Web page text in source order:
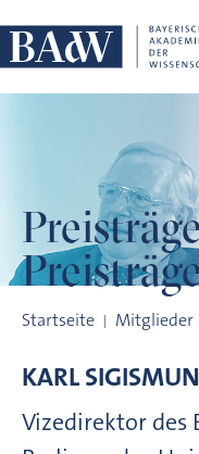
Startseite Mitglieder
KARL
Vizedirektor des